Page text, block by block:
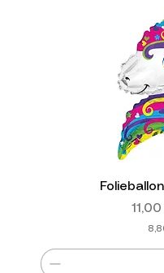
Pris